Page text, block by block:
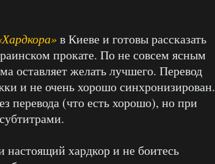
в Киеве и готовы рассказать
прокате. По не совсем ясным
оставляет желать лучшего. Перевод
и не очень хорошо синхронизирован.
перевода (что есть хорошо), но при
настоящий хардкор и не боитесь